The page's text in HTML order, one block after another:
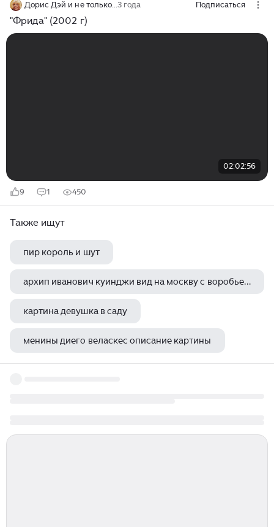
Дорис Дэй и не только...3 года Подписаться
"Фрида" (2002 г)
02:02:56
9 1 450
Также ищут
пир король и шут
архип иванович куинджи вид на москву с воробьевых гор
картина девушка в саду
менины диего веласкес описание картины